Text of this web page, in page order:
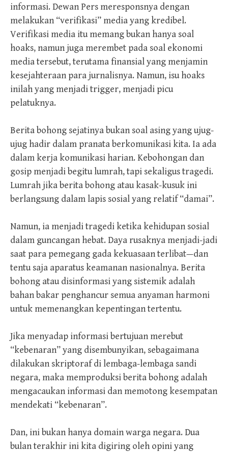
informasi. Dewan Pers meresponsnya dengan
melakukan “verifikasi” media yang kredibel.
Verifikasi media itu memang bukan hanya soal
hoaks, namun juga merembet pada soal ekonomi
media tersebut, terutama finansial yang menjamin
kesejahteraan para jurnalisnya. Namun, isu hoaks
inilah yang menjadi trigger, menjadi picu
pelatuknya.
Berita bohong sejatinya bukan soal asing yang ujug-
ujug hadir dalam pranata berkomunikasi kita. Ia ada
dalam kerja komunikasi harian. Kebohongan dan
gosip menjadi begitu lumrah, tapi sekaligus tragedi.
Lumrah jika berita bohong atau kasak-kusuk ini
berlangsung dalam lapis sosial yang relatif “damai”.
Namun, ia menjadi tragedi ketika kehidupan sosial
dalam guncangan hebat. Daya rusaknya menjadi-jadi
saat para pemegang gada kekuasaan terlibat—dan
tentu saja aparatus keamanan nasionalnya. Berita
bohong atau disinformasi yang sistemik adalah
bahan bakar penghancur semua anyaman harmoni
untuk memenangkan kepentingan tertentu.
Jika menyadap informasi bertujuan merebut
“kebenaran” yang disembunyikan, sebagaimana
dilakukan skriptoraf di lembaga-lembaga sandi
negara, maka memproduksi berita bohong adalah
mengacaukan informasi dan memotong kesempatan
mendekati “kebenaran”.
Dan, ini bukan hanya domain warga negara. Dua
bulan terakhir ini kita digiring oleh opini yang